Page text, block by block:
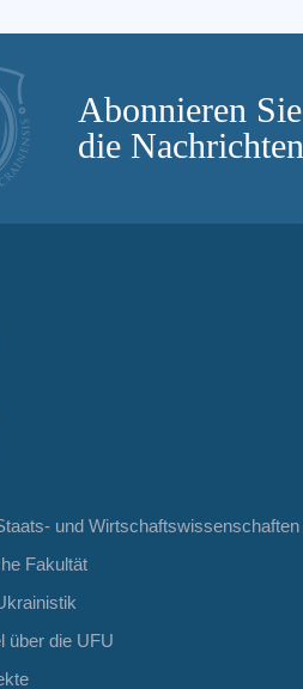
Abonnieren Sie
die Nachrichten
und Wirtschaftswissenschaften
Fakultät
über die UFU